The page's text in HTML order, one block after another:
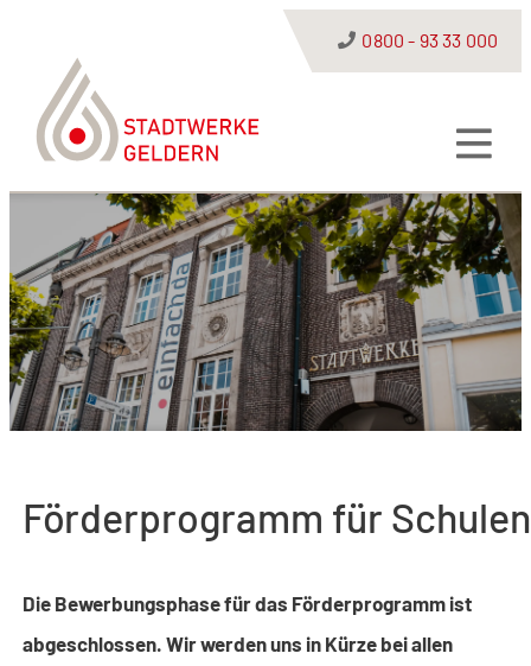
0800 - 93 33 000
Förderprogramm für Schulen
Die Bewerbungsphase für das Förderprogramm ist
abgeschlossen. Wir werden uns in Kürze bei allen